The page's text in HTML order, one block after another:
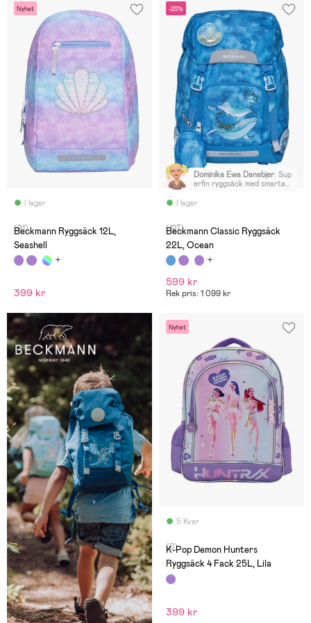
Nyhet
I lager
(91)
Beckmann Ryggsäck 12L,
Seashell
399 kr
-25%
I lager
Dominika Ewa Danebjer: Sup
erfin ryggsäck med smarta
regnskydd, separat fack för
knäppning vid bröstkorgen
och runt midjan. Söt
miniväska till.
(127)
Beckmann Classic Ryggsäck
22L, Ocean
599 kr
Rek pris: 1 099 kr
Nyhet
5 Kvar
(0)
K-Pop Demon Hunters
Ryggsäck 4 Fack 25L, Lila
399 kr